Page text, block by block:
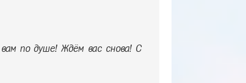
по душе! Ждём вас снова! С